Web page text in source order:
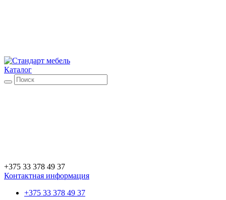
Каталог
+375 33 378 49 37
Контактная информация
+375 33 378 49 37